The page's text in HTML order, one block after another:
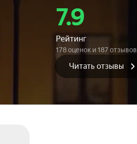
7.9
Рейтинг
178 оценок и 187 отзывов
Читать отзывы